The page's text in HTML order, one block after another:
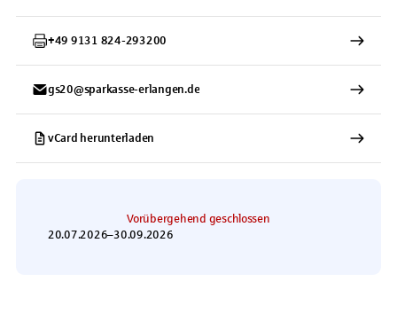
+49 9131 824-293200
gs20@sparkasse-erlangen.de
vCard herunterladen
Vorübergehend geschlossen
20.07.2026–30.09.2026